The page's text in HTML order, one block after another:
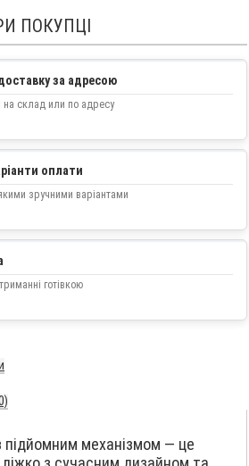
ПОКУПЦІ
за адресою
на склад или по адресу
оплати
зручними варіантами
готівкою
підйомним механізмом — це